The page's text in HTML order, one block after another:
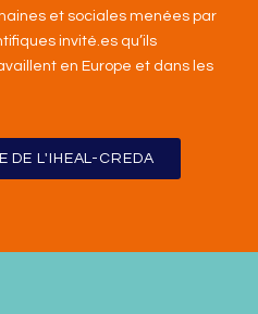
et sociales menées par
invité.es qu’ils
en Europe et dans les
DE L'IHEAL-CREDA